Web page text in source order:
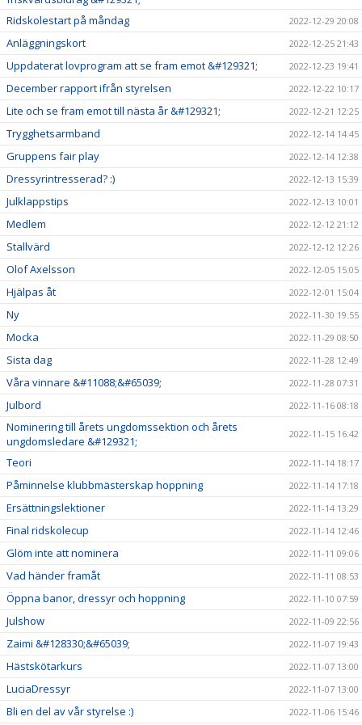
Ridskolestart på måndag 2022-12-29 20:08
Anläggningskort 2022-12-25 21:43
Uppdaterat lovprogram att se fram emot &#129321; 2022-12-23 19:41
December rapport ifrån styrelsen 2022-12-22 10:17
Lite och se fram emot till nästa år &#129321; 2022-12-21 12:25
Trygghetsarmband 2022-12-14 14:45
Gruppens fair play 2022-12-14 12:38
Dressyrintresserad? :) 2022-12-13 15:39
Julklappstips 2022-12-13 10:01
Medlem 2022-12-12 21:12
Stallvärd 2022-12-12 12:26
Olof Axelsson 2022-12-05 15:05
Hjälpas åt 2022-12-01 15:04
Ny 2022-11-30 19:55
Mocka 2022-11-29 08:50
Sista dag 2022-11-28 12:49
Våra vinnare &#11088;&#65039; 2022-11-28 07:31
Julbord 2022-11-16 08:18
Nominering till årets ungdomssektion och årets
ungdomsledare &#129321;
2022-11-15 16:42
Teori 2022-11-14 18:17
Påminnelse klubbmästerskap hoppning 2022-11-14 17:18
Ersättningslektioner 2022-11-14 13:29
Final ridskolecup 2022-11-14 12:46
Glöm inte att nominera 2022-11-11 09:06
Vad händer framåt 2022-11-11 08:53
Öppna banor, dressyr och hoppning 2022-11-10 07:59
Julshow 2022-11-09 22:56
Zaimi &#128330;&#65039; 2022-11-07 19:43
Hästskötarkurs 2022-11-07 13:00
LuciaDressyr 2022-11-07 13:00
Bli en del av vår styrelse :) 2022-11-06 15:46